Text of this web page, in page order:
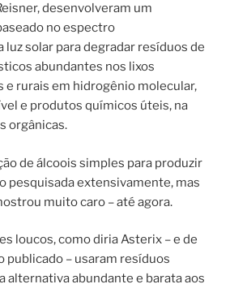
desenvolveram um
no espectro
solar para degradar resíduos de
abundantes nos lixos
e rurais em hidrogênio molecular,
e produtos químicos úteis, na
orgânicas.
de álcoois simples para produzir
pesquisada extensivamente, mas
muito caro – até agora.
loucos, como diria Asterix – e de
publicado – usaram resíduos
alternativa abundante e barata aos